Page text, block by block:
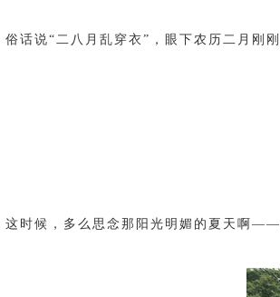
俗话说“二八月乱穿衣”，眼下农历二月刚
这时候，多么思念那阳光明媚的夏天啊